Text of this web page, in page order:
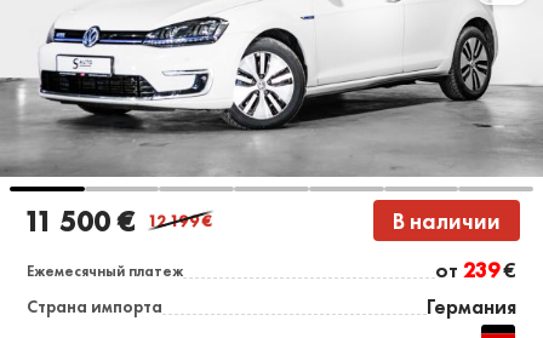
11 500 € 12 199€ В наличии
Ежемесячный платеж от 239€
Страна импорта Германия